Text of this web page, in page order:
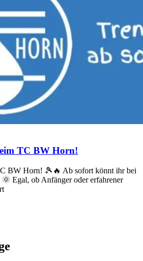
TC BW Horn!
BW Horn! 🎾🔥 Ab sofort könnt ihr bei
Egal, ob Anfänger oder erfahrener